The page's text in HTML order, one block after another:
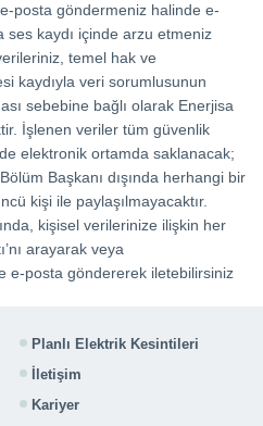
posta göndermeniz halinde e-
kaydı içinde arzu etmeniz
temel hak ve
kaydıyla veri sorumlusunun
sebebine bağlı olarak Enerjisa
İşlenen veriler tüm güvenlik
elektronik ortamda saklanacak;
Başkanı dışında herhangi bir
kişi ile paylaşılmayacaktır.
kişisel verilerinize ilişkin her
arayarak veya
e-posta göndererek iletebilirsiniz
Planlı Elektrik Kesintileri
İletişim
Kariyer